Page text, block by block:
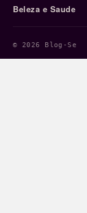
Beleza e Saude
© 2026 Blog-Se